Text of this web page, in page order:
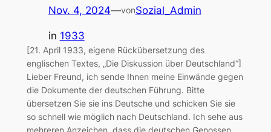
Nov. 4, 2024—vonSozial_Admin
in 1933
[21. April 1933, eigene Rückübersetzung des
englischen Textes, „Die Diskussion über Deutschland“]
Lieber Freund, ich sende Ihnen meine Einwände gegen
die Dokumente der deutschen Führung. Bitte
übersetzen Sie sie ins Deutsche und schicken Sie sie
so schnell wie möglich nach Deutschland. Ich sehe aus